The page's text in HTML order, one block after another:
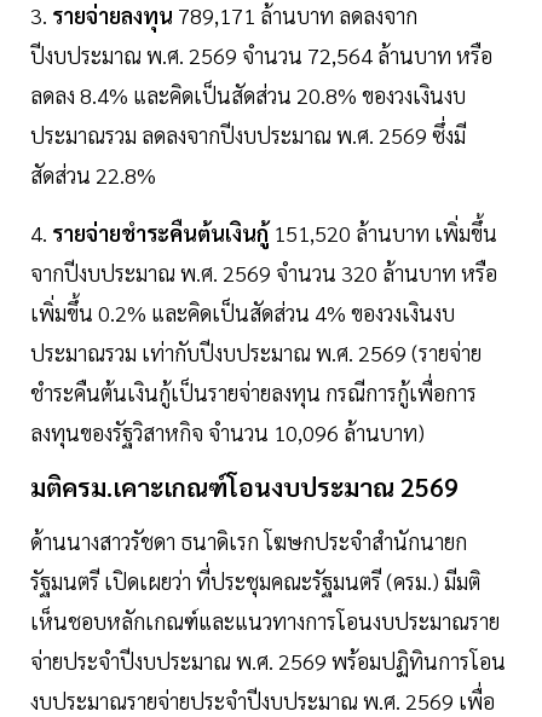
3. รายจ่ายลงทุน 789,171 ล้านบาท ลดลงจาก
ปีงบประมาณ พ.ศ. 2569 จำนวน 72,564 ล้านบาท หรือ
ลดลง 8.4% และคิดเป็นสัดส่วน 20.8% ของวงเงินงบ
ประมาณรวม ลดลงจากปีงบประมาณ พ.ศ. 2569 ซึ่งมี
สัดส่วน 22.8%
4. รายจ่ายชำระคืนต้นเงินกู้151,520 ล้านบาท เพิ่มขึ้น
จากปีงบประมาณ พ.ศ. 2569 จำนวน 320 ล้านบาท หรือ
เพิ่มขึ้น 0.2% และคิดเป็นสัดส่วน 4% ของวงเงินงบ
ประมาณรวม เท่ากับปีงบประมาณ พ.ศ. 2569 (รายจ่าย
ชำระคืนต้นเงินกู้เป็นรายจ่ายลงทุน กรณีการกู้เพื่อการ
ลงทุนของรัฐวิสาหกิจ จำนวน 10,096 ล้านบาท)
มติครม.เคาะเกณฑ์โอนงบประมาณ 2569
ด้านนางสาวรัชดา ธนาดิเรก โฆษกประจำสำนักนายก
รัฐมนตรี เปิดเผยว่า ที่ประชุมคณะรัฐมนตรี (ครม.) มีมติ
เห็นชอบหลักเกณฑ์และแนวทางการโอนงบประมาณราย
จ่ายประจำปีงบประมาณ พ.ศ. 2569 พร้อมปฏิทินการโอน
งบประมาณรายจ่ายประจำปีงบประมาณ พ.ศ. 2569 เพื่อ